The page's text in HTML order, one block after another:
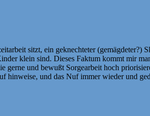
sitzt, ein geknechteter (gemägdeter?)
klein sind. Dieses Faktum kommt mir
und bewußt Sorgearbeit hoch
und das Nuf immer wieder und